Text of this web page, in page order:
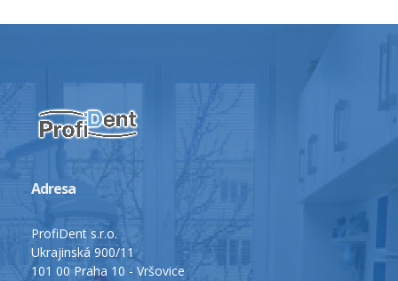
Adresa
ProfiDent s.r.o.
Ukrajinská 900/11
101 00 Praha 10 - Vršovice